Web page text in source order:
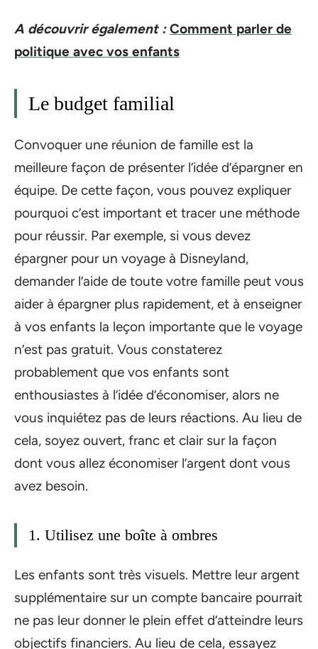
A découvrir également : Comment parler de
politique avec vos enfants
Le budget familial
Convoquer une réunion de famille est la
meilleure façon de présenter l’idée d’épargner en
équipe. De cette façon, vous pouvez expliquer
pourquoi c’est important et tracer une méthode
pour réussir. Par exemple, si vous devez
épargner pour un voyage à Disneyland,
demander l’aide de toute votre famille peut vous
aider à épargner plus rapidement, et à enseigner
à vos enfants la leçon importante que le voyage
n’est pas gratuit. Vous constaterez
probablement que vos enfants sont
enthousiastes à l’idée d’économiser, alors ne
vous inquiétez pas de leurs réactions. Au lieu de
cela, soyez ouvert, franc et clair sur la façon
dont vous allez économiser l’argent dont vous
avez besoin.
1. Utilisez une boîte à ombres
Les enfants sont très visuels. Mettre leur argent
supplémentaire sur un compte bancaire pourrait
ne pas leur donner le plein effet d’atteindre leurs
objectifs financiers. Au lieu de cela, essayez